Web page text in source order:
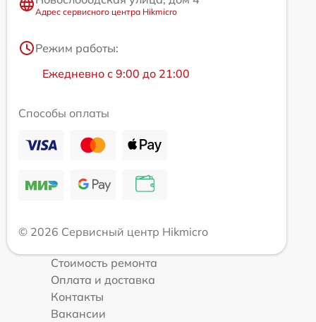
Адрес сервисного центра Hikmicro
Режим работы:
Ежедневно с 9:00 до 21:00
Способы оплаты
© 2026 Сервисный центр Hikmicro
Стоимость ремонта
Оплата и доставка
Контакты
Вакансии